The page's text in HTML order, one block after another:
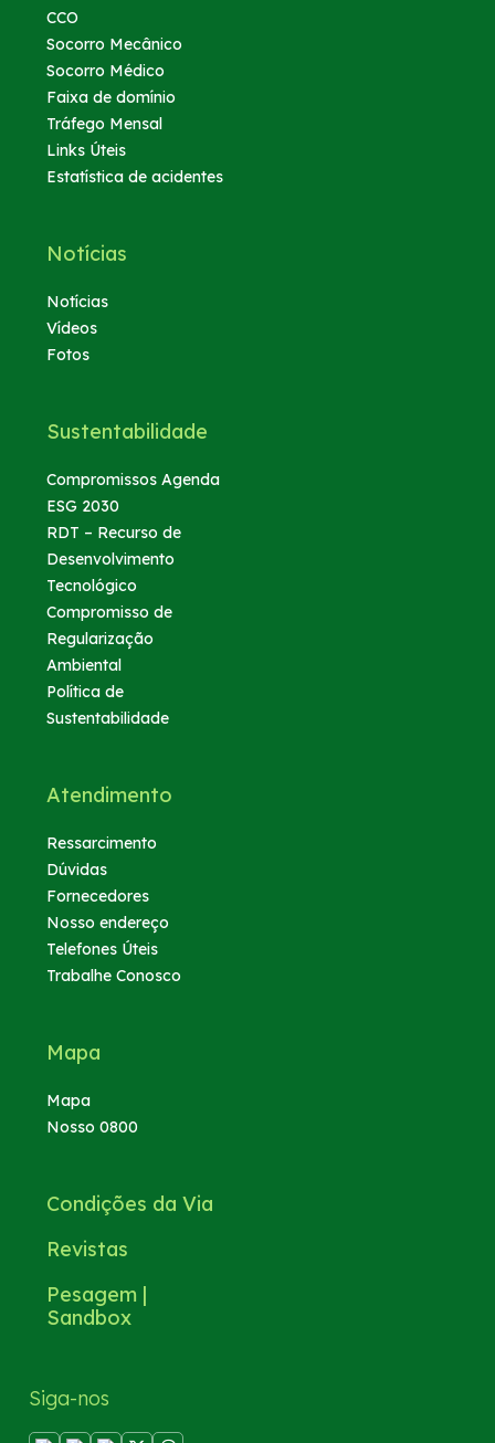
Fornecedores
Nosso endereço
Telefones Úteis
Mapa
Mapa
CCO
Socorro Mecânico
Socorro Médico
Faixa de domínio
Tráfego Mensal
Links Úteis
Estatística de acidentes
Notícias
Notícias
Vídeos
Fotos
Sustentabilidade
Compromissos Agenda
ESG 2030
RDT – Recurso de
Desenvolvimento
Tecnológico
Compromisso de
Regularização
Ambiental
Política de
Sustentabilidade
Atendimento
Ressarcimento
Dúvidas
Fornecedores
Nosso endereço
Telefones Úteis
Trabalhe Conosco
Mapa
Mapa
Nosso 0800
Condições da Via
Revistas
Pesagem |
Sandbox
Siga-nos